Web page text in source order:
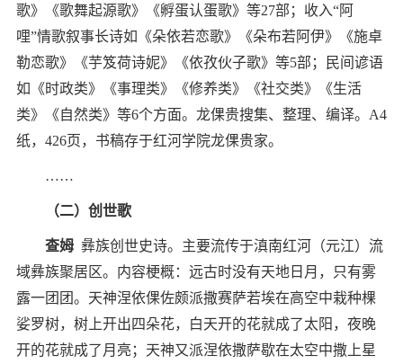
歌》《歌舞起源歌》《孵蛋认蛋歌》等27部；收入“阿
哩”情歌叙事长诗如《朵依若恋歌》《朵布若阿伊》《施卓
勒恋歌》《芋笈荷诗妮》《依孜伙子歌》等5部；民间谚语
如《时政类》《事理类》《修养类》《社交类》《生活
类》《自然类》等6个方面。龙倮贵搜集、整理、编译。 A4
纸， 426页，书稿存于红河学院龙倮贵家。
……
（二）创世歌
查姆 彝族创世史诗。主要流传于滇南红河（元江）流
域彝族聚居区。内容梗概：远古时没有天地日月，只有雾
露一团团。天神涅依倮佐颇派撒赛萨若埃在高空中栽种棵
娑罗树，树上开出四朵花，白天开的花就成了太阳，夜晚
开的花就成了月亮；天神又派涅依撒萨歇在太空中撒上星